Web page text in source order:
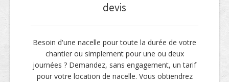
devis
Besoin d'une nacelle pour toute la durée de votre
chantier ou simplement pour une ou deux
journées ? Demandez, sans engagement, un tarif
pour votre location de nacelle. Vous obtiendrez